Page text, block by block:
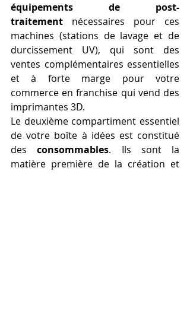
équipements de post-
traitement nécessaires pour ces
machines (stations de lavage et de
durcissement UV), qui sont des
ventes complémentaires essentielles
et à forte marge pour votre
commerce en franchise qui vend des
imprimantes 3D.
Le deuxième compartiment essentiel
de votre boîte à idées est constitué
des consommables. Ils sont la
matière première de la création et